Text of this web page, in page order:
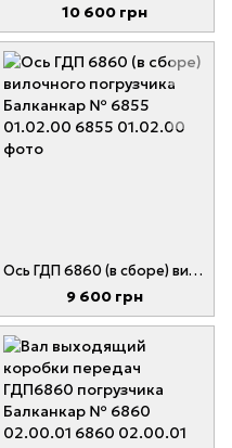
10 600 грн
Ось ГДП 6860 (в сборе) вилочного погрузчика Балканкар № 6855 01.02.00
9 600 грн